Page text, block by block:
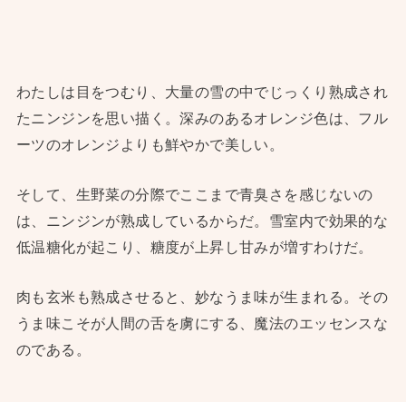
わたしは目をつむり、大量の雪の中でじっくり熟成され
たニンジンを思い描く。深みのあるオレンジ色は、フル
ーツのオレンジよりも鮮やかで美しい。
そして、生野菜の分際でここまで青臭さを感じないの
は、ニンジンが熟成しているからだ。雪室内で効果的な
低温糖化が起こり、糖度が上昇し甘みが増すわけだ。
肉も玄米も熟成させると、妙なうま味が生まれる。その
うま味こそが人間の舌を虜にする、魔法のエッセンスな
のである。